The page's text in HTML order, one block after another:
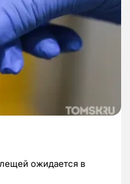
ожидается в